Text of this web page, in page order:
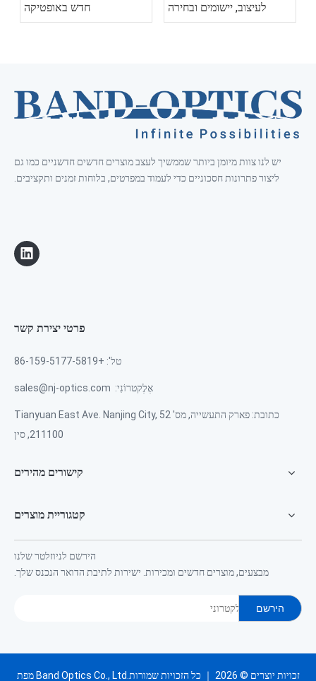
לעיצוב, יישומים ובחירה
חדש באופטיקה
יש לנו צוות מיומן ביותר שממשיך לעצב מוצרים חדשים חדשניים כמו גם
ליצור פתרונות חסכוניים כדי לעמוד במפרטים, בלוחות זמנים ותקציבים.
פרטי יצירת קשר
טל': +86-159-5177-5819
אֶלֶקטרוֹנִי: sales@nj-optics.com
כתובת: פארק התעשייה, מס' 52 Tianyuan East Ave. Nanjing City,
211100, סין
קישורים מהירים
קטגוריית מוצרים
הירשם לניוזלטר שלנו
מבצעים, מוצרים חדשים ומכירות. ישירות לתיבת הדואר הנכנס שלך.
הירשם
זכויות יוצרים © 2026 Band Optics Co., Ltd.כל הזכויות שמורות ｜ מפת